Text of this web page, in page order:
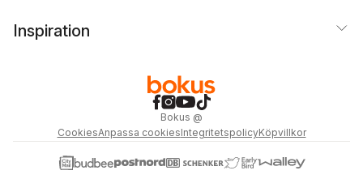
Inspiration
Bokus @
CookiesAnpassa cookiesIntegritetspolicyKöpvillkor